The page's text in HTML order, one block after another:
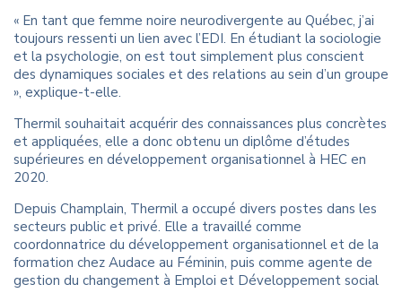
« En tant que femme noire neurodivergente au Québec, j’ai
toujours ressenti un lien avec l’EDI. En étudiant la sociologie
et la psychologie, on est tout simplement plus conscient
des dynamiques sociales et des relations au sein d’un groupe
», explique-t-elle.
Thermil souhaitait acquérir des connaissances plus concrètes
et appliquées, elle a donc obtenu un diplôme d’études
supérieures en développement organisationnel à HEC en
2020.
Depuis Champlain, Thermil a occupé divers postes dans les
secteurs public et privé. Elle a travaillé comme
coordonnatrice du développement organisationnel et de la
formation chez Audace au Féminin, puis comme agente de
gestion du changement à Emploi et Développement social